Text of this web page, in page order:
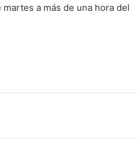
a más de una hora del